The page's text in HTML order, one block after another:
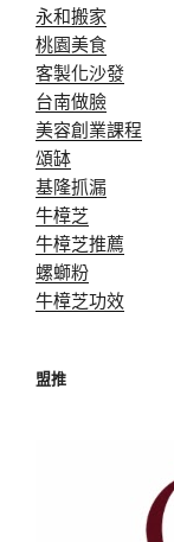
永和搬家
桃園美食
客製化沙發
台南做臉
美容創業課程
頌缽
基隆抓漏
牛樟芝
牛樟芝推薦
螺螄粉
牛樟芝功效
盟推